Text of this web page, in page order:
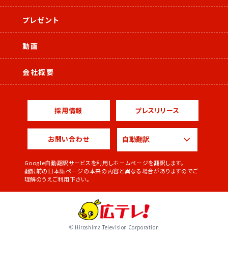
プレゼント
動画
会社概要
採用情報 プレスリリース
お問い合わせ
Google自動翻訳サービスを利用しホームページを翻訳します。
翻訳前の日本語ページの本来の内容と異なる場合がありますのでご
理解のうえご利用下さい。
© Hiroshima Television Corporation